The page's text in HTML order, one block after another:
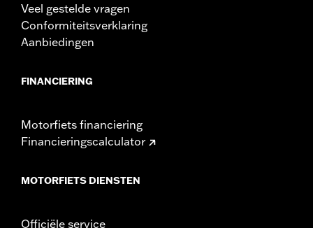
Veel gestelde vragen
Conformiteitsverklaring
Aanbiedingen
FINANCIERING
Motorfiets financiering
Financieringscalculator
MOTORFIETS DIENSTEN
Officiële service